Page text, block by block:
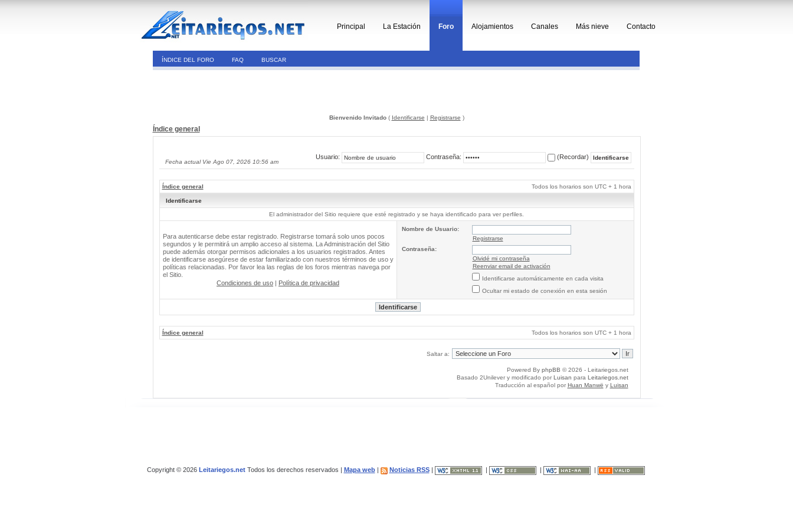
Principal La Estación Foro Alojamientos Canales Más nieve Contacto
ÍNDICE DEL FORO FAQ BUSCAR
Bienvenido Invitado( Identificarse | Registrarse )
Índice general
Fecha actual Vie Ago 07, 2026 10:56 am
Usuario: Contraseña: (Recordar)
Índice general Todos los horarios son UTC + 1 hora
Identificarse
El administrador del Sitio requiere que esté registrado y se haya identificado para ver perfiles.
Para autenticarse debe estar registrado. Registrarse tomará solo unos pocos
segundos y le permitirá un amplio acceso al sistema. La Administración del Sitio
puede además otorgar permisos adicionales a los usuarios registrados. Antes
de identificarse asegúrese de estar familiarizado con nuestros términos de uso y
políticas relacionadas. Por favor lea las reglas de los foros mientras navega por
el Sitio.
Condiciones de uso | Política de privacidad
Nombre de Usuario:
Registrarse
Contraseña:
Olvidé mi contraseña
Reenviar email de activación
Identificarse automáticamente en cada visita
Ocultar mi estado de conexión en esta sesión
Índice general Todos los horarios son UTC + 1 hora
Saltar a:
Powered By phpBB © 2026 - Leitariegos.net
Basado 2Unilever y modificado por Luisan para Leitariegos.net
Traducción al español por Huan Manwë y Luisan
Copyright © 2026 Leitariegos.netTodos los derechos reservados | Mapa web| Noticias RSS|